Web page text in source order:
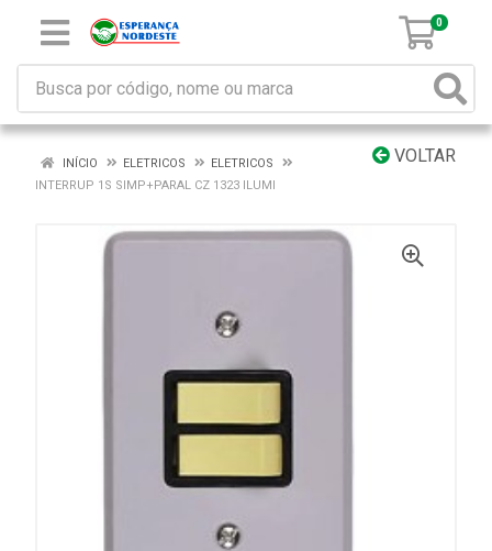
0
VOLTAR
INÍCIO ELETRICOS
ELETRICOS
INTERRUP 1S SIMP+PARAL CZ 1323 ILUMI